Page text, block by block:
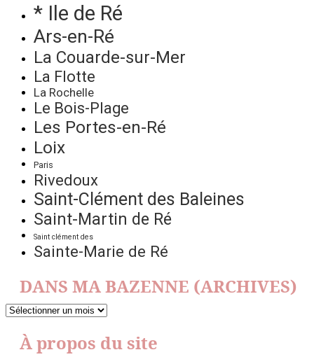
* Ile de Ré
Ars-en-Ré
La Couarde-sur-Mer
La Flotte
La Rochelle
Le Bois-Plage
Les Portes-en-Ré
Loix
Paris
Rivedoux
Saint-Clément des Baleines
Saint-Martin de Ré
Saint clément des
Sainte-Marie de Ré
DANS MA BAZENNE (ARCHIVES)
DANS
BAZENNE
(ARCHIVES)
À propos du site